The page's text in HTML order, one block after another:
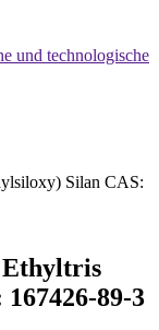
und technologische
Silan CAS:
Ethyltris
89-3